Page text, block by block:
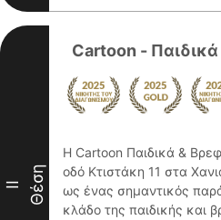
II Θέση
Cartoon -
Η Cartoon Παιδικά &
οδό Κτιστάκη 11 στα
ως ένας σημαντικός
κλάδο της παιδικής και